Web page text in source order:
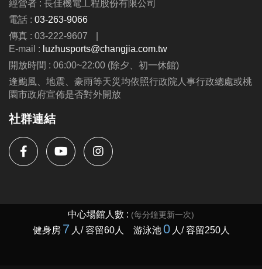
經營者 : 長佳機電工程股份有限公司
電話 : 03-263-9066
傳真 : 03-222-9607
|
E-mail : luzhusports@changjia.com.tw
開放時間 : 06:00~22:00 (除夕、初一休館)
逢颱風、地震、豪雨等天災均依照行政院人事行政總處或桃
園市政府宣佈是否對外開放
社群連結